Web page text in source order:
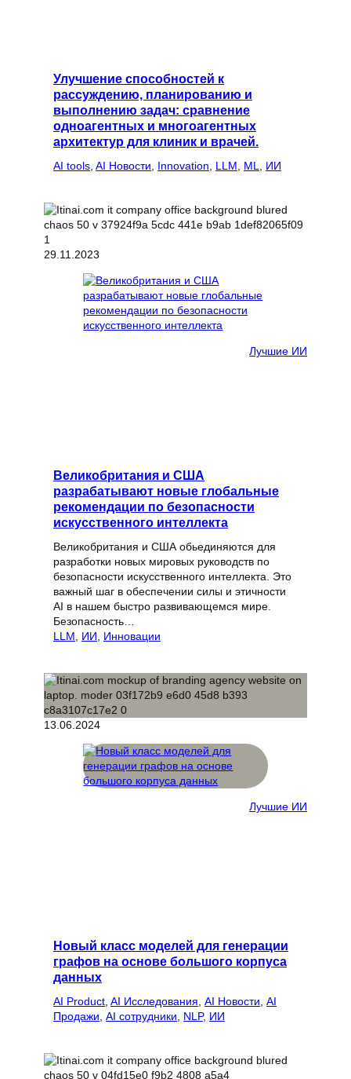
Улучшение способностей к
рассуждению, планированию и
выполнению задач: сравнение
одноагентных и многоагентных
архитектур для клиник и врачей.
AI tools AI Новости Innovation LLM ML ИИ
29.11.2023
Лучшие ИИ
Великобритания и США
разрабатывают новые глобальные
рекомендации по безопасности
искусственного интеллекта
Великобритания и США обьединяются для
разработки новых мировых руководств по
безопасности искусственного интеллекта. Это
важный шаг в обеспечении силы и этичности
AI в нашем быстро развивающемся мире.
Безопасность…
LLM
ИИ Инновации
13.06.2024
Лучшие ИИ
Новый класс моделей для генерации
графов на основе большого корпуса
данных
AI Product AI Исследования AI Новости AI
Продажи AI сотрудники NLP, ИИ